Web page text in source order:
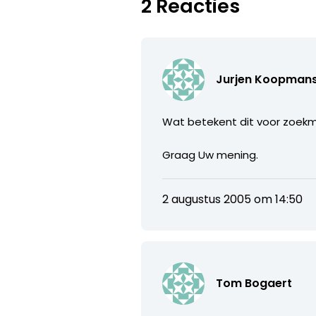
2 Reacties
Jurjen
Wat betekent dit voor
Graag Uw mening.
2 augustus 2005 om 14:50
Tom Bogaert